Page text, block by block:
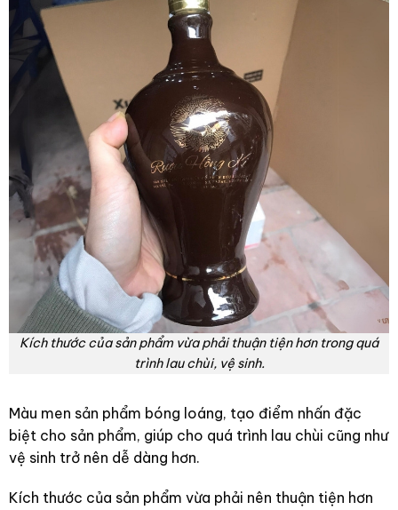
Kích thước của sản phẩm vừa phải thuận tiện hơn trong quá
trình lau chùi, vệ sinh.
Màu men sản phẩm bóng loáng, tạo điểm nhấn đặc
biệt cho sản phẩm, giúp cho quá trình lau chùi cũng như
vệ sinh trở nên dễ dàng hơn.
Kích thước của sản phẩm vừa phải nên thuận tiện hơn